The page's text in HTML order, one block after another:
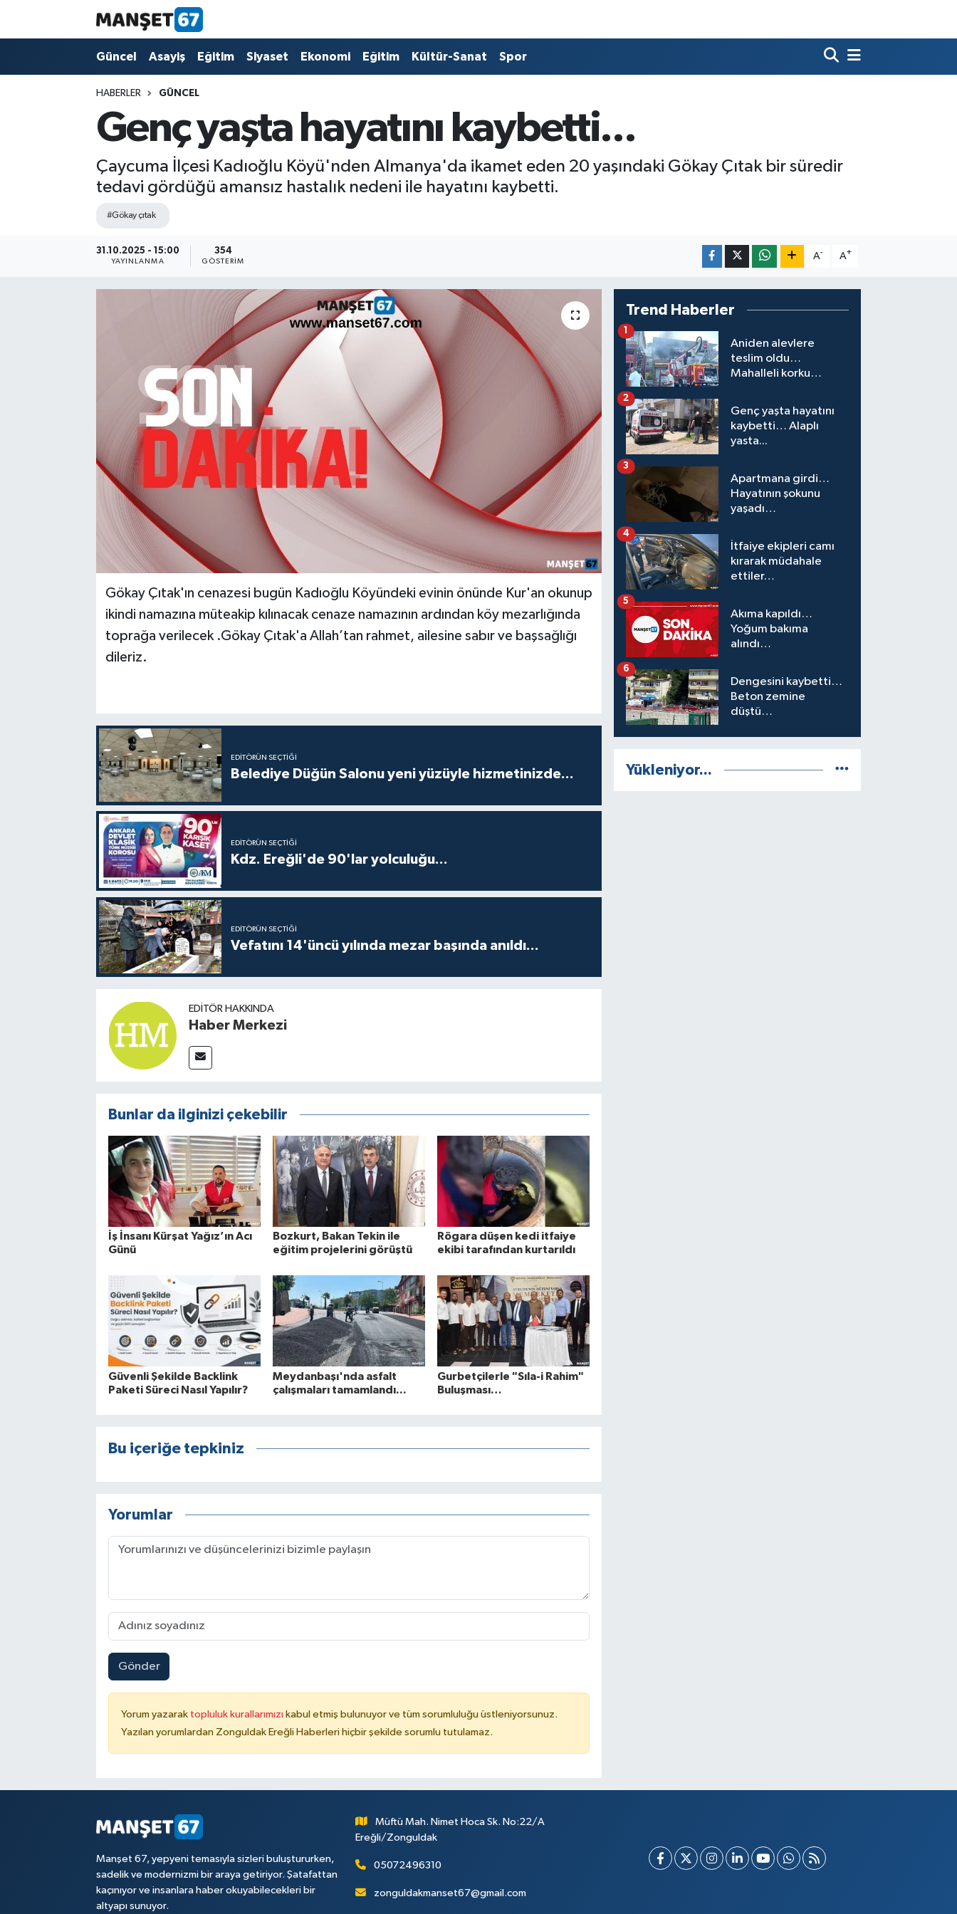
Güncel Asayiş Eğitim Siyaset Ekonomi Eğitim Kültür-Sanat Spor
HABERLER GÜNCEL
Genç yaşta hayatını kaybetti...
Çaycuma İlçesi Kadıoğlu Köyü'nden Almanya'da ikamet eden 20 yaşındaki Gökay Çıtak bir süredir
tedavi gördüğü amansız hastalık nedeni ile hayatını kaybetti.
#Gökay çıtak
31.10.2025 - 15:00
YAYINLANMA
354
GÖSTERIM
A- A+
Gökay Çıtak'ın cenazesi bugün Kadıoğlu Köyündeki evinin önünde Kur'an okunup
ikindi namazına müteakip kılınacak cenaze namazının ardından köy mezarlığında
toprağa verilecek .Gökay Çıtak'a Allah’tan rahmet, ailesine sabır ve başsağlığı
dileriz.
EDITÖRÜN SEÇTIĞI
Belediye Düğün Salonu yeni yüzüyle hizmetinizde...
EDITÖRÜN SEÇTIĞI
Kdz. Ereğli'de 90'lar yolculuğu...
EDITÖRÜN SEÇTIĞI
Vefatını 14'üncü yılında mezar başında anıldı...
EDITÖR HAKKINDA
Haber Merkezi
Bunlar da ilginizi çekebilir
İş İnsanı Kürşat Yağız’ın Acı
Günü
Bozkurt, Bakan Tekin ile
eğitim projelerini görüştü
Rögara düşen kedi itfaiye
ekibi tarafından kurtarıldı
Güvenli Şekilde Backlink
Paketi Süreci Nasıl Yapılır?
Meydanbaşı'nda asfalt
çalışmaları tamamlandı...
Gurbetçilerle "Sıla-i Rahim"
Buluşması…
Bu içeriğe tepkiniz
Yorumlar
Gönder
Yorum yazarak topluluk kurallarımızı kabul etmiş bulunuyor ve tüm sorumluluğu üstleniyorsunuz.
Yazılan yorumlardan Zonguldak Ereğli Haberleri hiçbir şekilde sorumlu tutulamaz.
Trend Haberler
Aniden alevlere
teslim oldu…
Mahalleli korku
1
Genç yaşta hayatını
kaybetti… Alaplı
yasta...
2
Apartmana girdi…
Hayatının şokunu
yaşadı…
3
İtfaiye ekipleri camı
kırarak müdahale
ettiler…
4
Akıma kapıldı…
Yoğum bakıma
alındı…
5
Dengesini kaybetti…
Beton zemine
düştü…
6
Yükleniyor...
Manşet 67, yepyeni temasıyla sizleri buluştururken,
sadelik ve modernizmi bir araya getiriyor. Şatafattan
kaçınıyor ve insanlara haber okuyabilecekleri bir
altyapı sunuyor.
Müftü Mah. Nimet Hoca Sk. No:22/A
Ereğli/Zonguldak
05072496310
zonguldakmanset67@gmail.com